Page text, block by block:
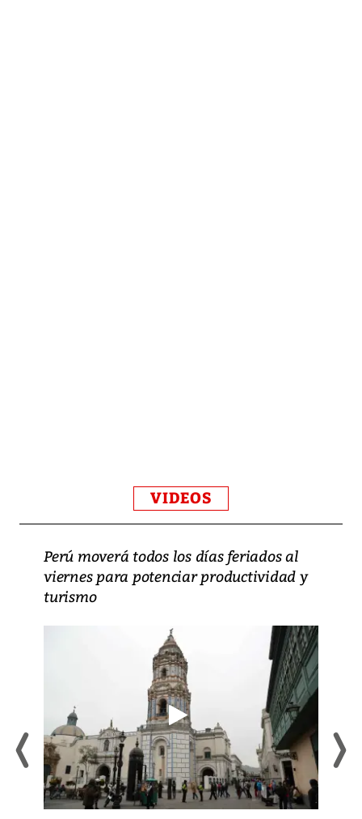
VIDEOS
Perú moverá todos los días feriados al
viernes para potenciar productividad y
turismo